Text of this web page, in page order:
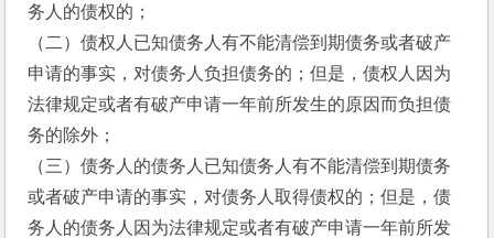
务人的债权的；
（二）债权人已知债务人有不能清偿到期债务或者破产
申请的事实，对债务人负担债务的；但是，债权人因为
法律规定或者有破产申请一年前所发生的原因而负担债
务的除外；
（三）债务人的债务人已知债务人有不能清偿到期债务
或者破产申请的事实，对债务人取得债权的；但是，债
务人的债务人因为法律规定或者有破产申请一年前所发